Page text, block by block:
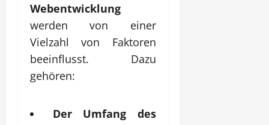
Webentwicklung
werden von einer
Vielzahl von Faktoren
beeinflusst. Dazu
gehören:
Der Umfang des